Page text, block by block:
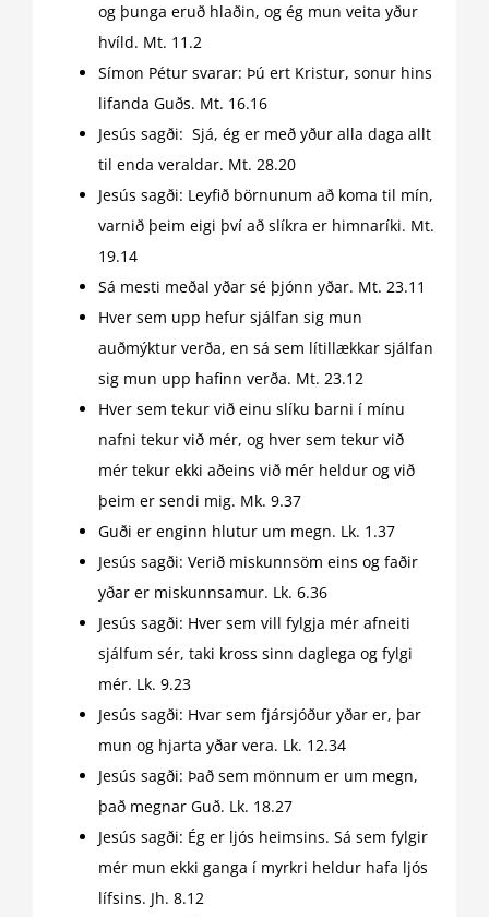
og þunga eruð hlaðin, og ég mun veita yður
hvíld. Mt. 11.2
Símon Pétur svarar: Þú ert Kristur, sonur hins
lifanda Guðs. Mt. 16.16
Jesús sagði: Sjá, ég er með yður alla daga allt
til enda veraldar. Mt. 28.20
Jesús sagði: Leyfið börnunum að koma til mín,
varnið þeim eigi því að slíkra er himnaríki. Mt.
19.14
Sá mesti meðal yðar sé þjónn yðar. Mt. 23.11
Hver sem upp hefur sjálfan sig mun
auðmýktur verða, en sá sem lítillækkar sjálfan
sig mun upp hafinn verða. Mt. 23.12
Hver sem tekur við einu slíku barni í mínu
nafni tekur við mér, og hver sem tekur við
mér tekur ekki aðeins við mér heldur og við
þeim er sendi mig. Mk. 9.37
Guði er enginn hlutur um megn. Lk. 1.37
Jesús sagði: Verið miskunnsöm eins og faðir
yðar er miskunnsamur. Lk. 6.36
Jesús sagði: Hver sem vill fylgja mér afneiti
sjálfum sér, taki kross sinn daglega og fylgi
mér. Lk. 9.23
Jesús sagði: Hvar sem fjársjóður yðar er, þar
mun og hjarta yðar vera. Lk. 12.34
Jesús sagði: Það sem mönnum er um megn,
það megnar Guð. Lk. 18.27
Jesús sagði: Ég er ljós heimsins. Sá sem fylgir
mér mun ekki ganga í myrkri heldur hafa ljós
lífsins. Jh. 8.12